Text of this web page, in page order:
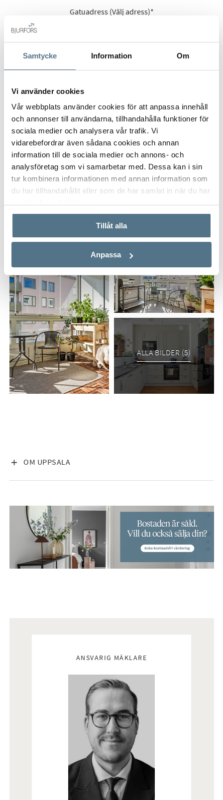
Samtycke Information Om
Vi använder cookies
Vår webbplats använder cookies för att anpassa innehåll
och annonser till användarna, tillhandahålla funktioner för
sociala medier och analysera vår trafik. Vi
vidarebefordrar även sådana cookies och annan
information till de sociala medier och annons- och
analysföretag som vi samarbetar med. Dessa kan i sin
tur kombinera informationen med annan information som
du har tillhandahållit eller som de har samlat in när du har
Tillåt alla
Anpassa
Gatuadress (Välj adress)*
Postnummer*
Ange ditt postnummer (5 siffror utan mellanslag)
ALLA BILDER (5)
OM UPPSALA
VISA INNEHÅLL
ANSVARIG MÄKLARE